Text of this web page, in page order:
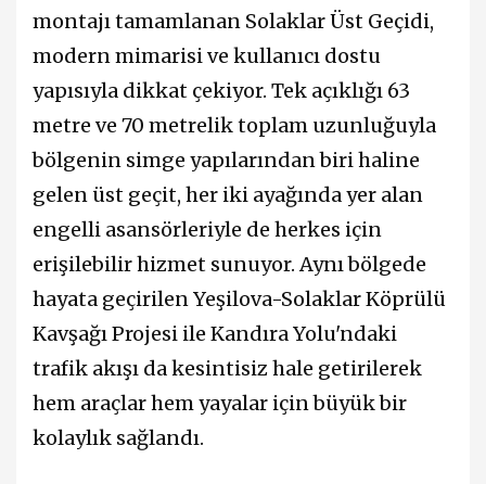
montajı tamamlanan Solaklar Üst Geçidi,
modern mimarisi ve kullanıcı dostu
yapısıyla dikkat çekiyor. Tek açıklığı 63
metre ve 70 metrelik toplam uzunluğuyla
bölgenin simge yapılarından biri haline
gelen üst geçit, her iki ayağında yer alan
engelli asansörleriyle de herkes için
erişilebilir hizmet sunuyor. Aynı bölgede
hayata geçirilen Yeşilova-Solaklar Köprülü
Kavşağı Projesi ile Kandıra Yolu'ndaki
trafik akışı da kesintisiz hale getirilerek
hem araçlar hem yayalar için büyük bir
kolaylık sağlandı.